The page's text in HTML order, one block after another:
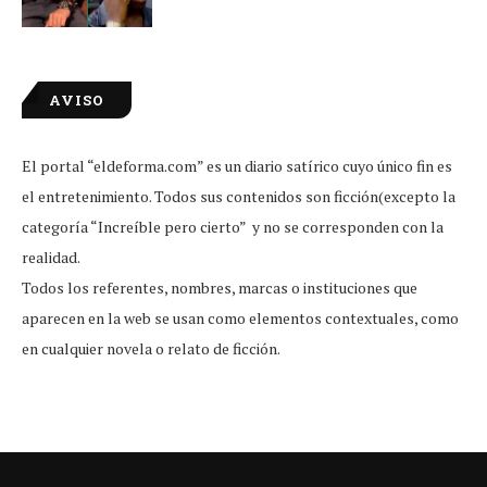
AVISO
El portal “eldeforma.com” es un diario satírico cuyo único fin es
el entretenimiento. Todos sus contenidos son ficción(excepto la
categoría “Increíble pero cierto” y no se corresponden con la
realidad.
Todos los referentes, nombres, marcas o instituciones que
aparecen en la web se usan como elementos contextuales, como
en cualquier novela o relato de ficción.